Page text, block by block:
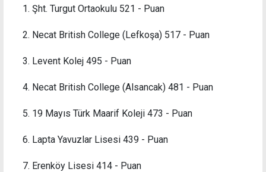
1. Şht. Turgut Ortaokulu 521 - Puan
2. Necat British College (Lefkoşa) 517 - Puan
3. Levent Kolej 495 - Puan
4. Necat British College (Alsancak) 481 - Puan
5. 19 Mayıs Türk Maarif Koleji 473 - Puan
6. Lapta Yavuzlar Lisesi 439 - Puan
7. Erenköy Lisesi 414 - Puan